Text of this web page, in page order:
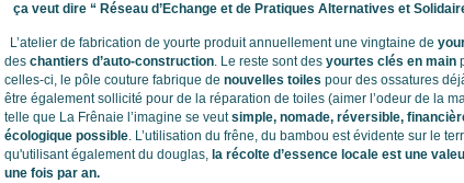
ça veut dire “ Réseau d’Echange et de Pratiques Alternatives et
L’atelier de fabrication de yourte produit annuellement une vingtaine de
des chantiers d’auto-construction. Le reste sont des yourtes clés en main
celles-ci, le pôle couture fabrique de nouvelles toiles pour des ossatures
être également sollicité pour de la réparation de toiles (aimer l’odeur de la
telle que La Frênaie l’imagine se veutsimple, nomade, réversible,
écologique possible. L’utilisation du frêne, du bambou est évidente sur le
qu'utilisant également du douglas, la récolte d’essence locale est une
une fois par an.